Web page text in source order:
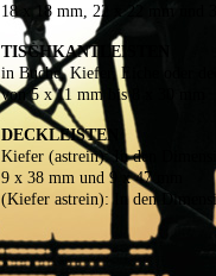
18 x 18 mm, 22 x 22 mm und
TISCHKANTLEISTEN
in Buche, Kiefer, Eiche oder
von 5 x 11 mm bis 8 x 30 mm
DECKLEISTEN
Kiefer (astrein):In den
9 x 38 mm und 9 x 47 mm
(Kiefer astrein): In den